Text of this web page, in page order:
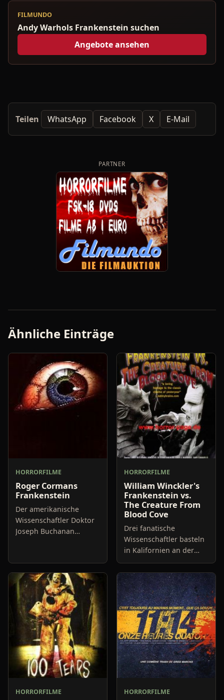
FILMUNDO
Andy Warhols Frankenstein suchen
Angebote ansehen
Teilen WhatsApp Facebook X E-Mail
PARTNER
Ähnliche Einträge
HORRORFILME
Roger Cormans
Frankenstein
Der amerikanische
Wissenschaftler Doktor
Joseph Buchanan
einer neuen Waffe, eine
Art Strahlenkanone, die
für das Mi
HORRORFILME
William Winckler's
Frankenstein vs.
The Creature From
Blood Cove
Drei fanatische
Wissenschaftler basteln
in Kalifornien an der
Lösung im Kampf gegen
den internationalen
Terrorismus. Sie
erschaffen auf
biogenetischem Weg ein
HORRORFILME HORRORFILME